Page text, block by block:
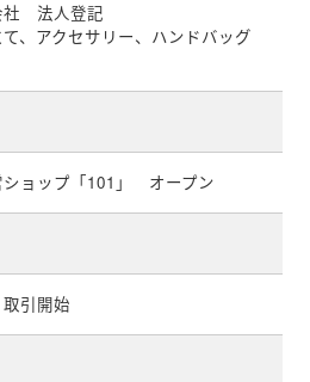
社 法人登記
、アクセサリー、ハンドバッグ
ョップ「101」 オープン
引開始